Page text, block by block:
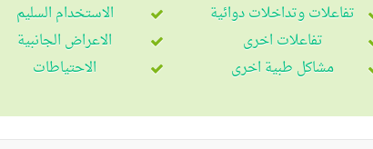
تفاعلات وتداخلات دوائية
تفاعلات اخرى
مشاكل طبية اخرى
الاستخدام السليم
الاعراض الجانبية
الاحتياطات